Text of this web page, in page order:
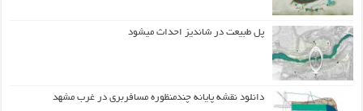
پل طبیعت در شاندیز احداث میشود
دانلود نقشه پایانه چندمنظوره مسافربری در غرب مشهد